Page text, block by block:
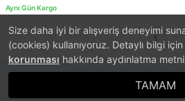
Size daha iyi bir alışveriş deneyimi
(cookies) kullanıyoruz. Detaylı bilgi için
korunması hakkında aydınlatma
TAMAM
1
E-Ticaret Sistemi